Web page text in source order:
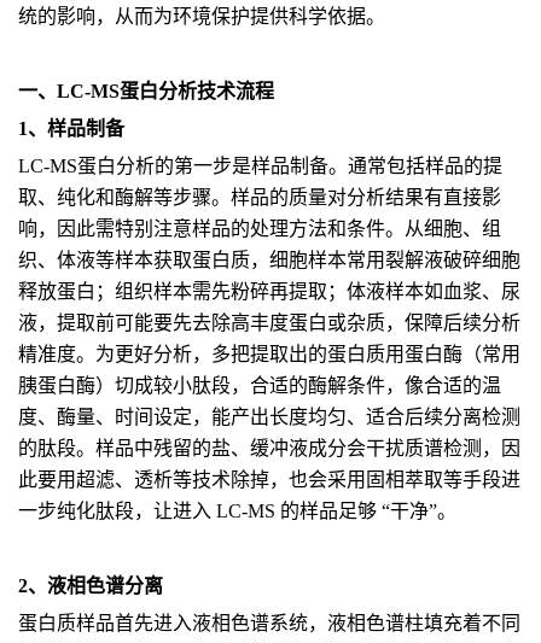
统的影响，从而为环境保护提供科学依据。
一、LC-MS蛋白分析技术流程
1、样品制备
LC-MS蛋白分析的第一步是样品制备。通常包括样品的提
取、纯化和酶解等步骤。样品的质量对分析结果有直接影
响，因此需特别注意样品的处理方法和条件。从细胞、组
织、体液等样本获取蛋白质，细胞样本常用裂解液破碎细胞
释放蛋白；组织样本需先粉碎再提取；体液样本如血浆、尿
液，提取前可能要先去除高丰度蛋白或杂质，保障后续分析
精准度。为更好分析，多把提取出的蛋白质用蛋白酶（常用
胰蛋白酶）切成较小肽段，合适的酶解条件，像合适的温
度、酶量、时间设定，能产出长度均匀、适合后续分离检测
的肽段。样品中残留的盐、缓冲液成分会干扰质谱检测，因
此要用超滤、透析等技术除掉，也会采用固相萃取等手段进
一步纯化肽段，让进入 LC-MS 的样品足够 “干净”。
2、液相色谱分离
蛋白质样品首先进入液相色谱系统，液相色谱柱填充着不同